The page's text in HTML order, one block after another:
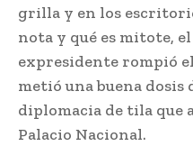
grilla y en los
nota y qué es mitote,
expresidente rompió
metió una buena dosis
diplomacia de tila que
Palacio Nacional.